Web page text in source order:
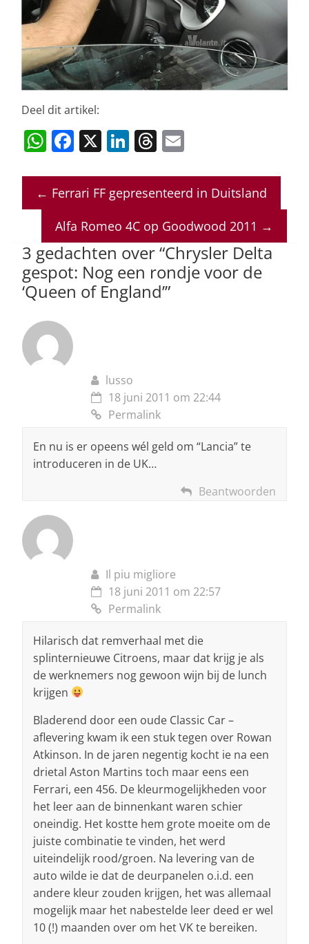
Deel dit artikel:
W
h
at
s
A
p
p
F
a
c
e
b
o
o
k
X Li
n
k
e
dI
n
T
h
re
a
d
s
ai
l
← Ferrari FF gepresenteerd in Duitsland
Alfa Romeo 4C op Goodwood 2011 →
3 gedachten over “Chrysler Delta
gespot: Nog een rondje voor de
‘Queen of England’”
lusso
18 juni 2011 om 22:44
Permalink
En nu is er opeens wél geld om “Lancia” te
introduceren in de UK…
Beantwoorden
Il piu migliore
18 juni 2011 om 22:57
Permalink
Hilarisch dat remverhaal met die
splinternieuwe Citroens, maar dat krijg je als
de werknemers nog gewoon wijn bij de lunch
krijgen
Bladerend door een oude Classic Car –
aflevering kwam ik een stuk tegen over Rowan
Atkinson. In de jaren negentig kocht ie na een
drietal Aston Martins toch maar eens een
Ferrari, een 456. De kleurmogelijkheden voor
het leer aan de binnenkant waren schier
oneindig. Het kostte hem grote moeite om de
juiste combinatie te vinden, het werd
uiteindelijk rood/groen. Na levering van de
auto wilde ie dat de deurpanelen o.i.d. een
andere kleur zouden krijgen, het was allemaal
mogelijk maar het nabestelde leer deed er wel
10 (!) maanden over om het VK te bereiken.